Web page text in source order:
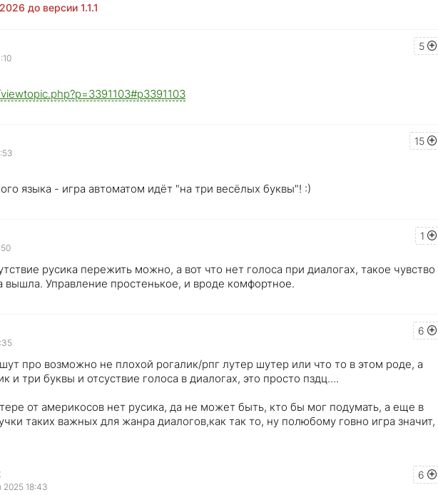
до версии 1.1.1
5
15
языка - игра автоматом идёт "на три весёлых буквы"! :)
1
русика пережить можно, а вот что нет голоса при диалогах, такое чувство
вышла. Управление простенькое, и вроде комфортное.
6
про возможно не плохой рогалик/рпг лутер шутер или что то в этом роде, а
и три буквы и отсуствие голоса в диалогах, это просто пздц....
от америкосов нет русика, да не может быть, кто бы мог подумать, а еще в
таких важных для жанра диалогов,как так то, ну полюбому говно игра значит,
6
2025 18:43